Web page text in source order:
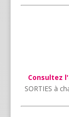
Consultez
SORTIES à